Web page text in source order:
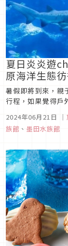
夏日炎炎遊
原海洋生態
暑假即將到來，親
行程，如果覺得戶
場域，炎炎夏日前
會叢林的同時，感
2024年06月21日 ｜
族館 、 墨田水族館